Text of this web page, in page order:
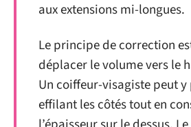
aux extensions mi-longues.
Le principe de correction
déplacer le volume vers le
Un coiffeur-visagiste peut
effilant les côtés tout en